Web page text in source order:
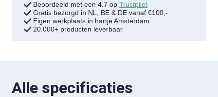
Beoordeeld met een 4.7 op Trustpilot
Gratis bezorgd in NL, BE & DE vanaf €100,-
Eigen werkplaats in hartje Amsterdam
20.000+ producten leverbaar
Alle specificaties